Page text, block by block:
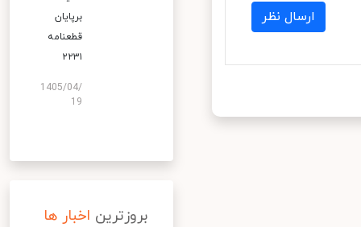
ارسال نظر
برپایان
قطعنامه
۲۲۳۱
1405/04/
19
بروزترین اخبار ها